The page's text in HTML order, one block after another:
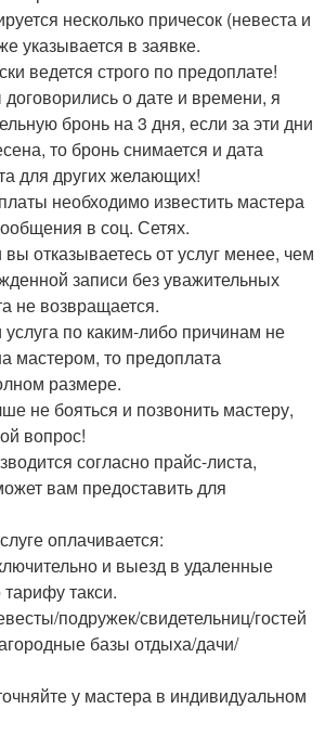
несколько причесок (невеста и
указывается в заявке.
ведется строго по предоплате!
о дате и времени, я
бронь на 3 дня, если за эти дни
то бронь снимается и дата
для других желающих!
необходимо известить мастера
в соц. Сетях.
отказываетесь от услуг менее, чем
записи без уважительных
не возвращается.
по каким-либо причинам не
мастером, то предоплата
размере.
не бояться и позвонить мастеру,
вопрос!
согласно прайс-листа,
вам предоставить для
оплачивается:
и выезд в удаленные
такси.
подружек/свидетельниц/гостей
базы отдыха/дачи/
у мастера в индивидуальном